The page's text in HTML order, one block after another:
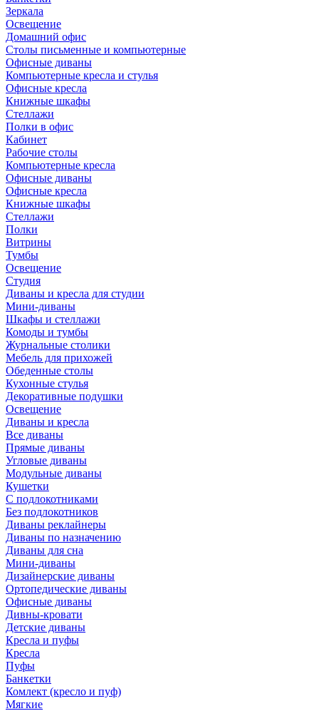
Зеркала
Освещение
Домашний офис
Столы письменные и компьютерные
Офисные диваны
Компьютерные кресла и стулья
Офисные кресла
Книжные шкафы
Стеллажи
Полки в офис
Кабинет
Рабочие столы
Компьютерные кресла
Офисные диваны
Офисные кресла
Книжные шкафы
Стеллажи
Полки
Витрины
Тумбы
Освещение
Студия
Диваны и кресла для студии
Мини-диваны
Шкафы и стеллажи
Комоды и тумбы
Журнальные столики
Мебель для прихожей
Обеденные столы
Кухонные стулья
Декоративные подушки
Освещение
Диваны и кресла
Все диваны
Прямые диваны
Угловые диваны
Модульные диваны
Кушетки
С подлокотниками
Без подлокотников
Диваны реклайнеры
Диваны по назначению
Диваны для сна
Мини-диваны
Дизайнерские диваны
Ортопедические диваны
Офисные диваны
Дивны-кровати
Детские диваны
Кресла и пуфы
Кресла
Пуфы
Банкетки
Комлект (кресло и пуф)
Мягкие